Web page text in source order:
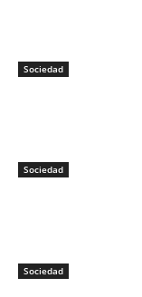
Sociedad
Sociedad
Sociedad